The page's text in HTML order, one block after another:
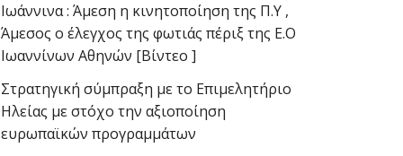
Ιωάννινα : Άμεση η κινητοποίηση της Π.Υ ,
Άμεσος ο έλεγχος της φωτιάς πέριξ της Ε.Ο
Ιωαννίνων Αθηνών [Βίντεο ]
Στρατηγική σύμπραξη με το Επιμελητήριο
Ηλείας με στόχο την αξιοποίηση
ευρωπαϊκών προγραμμάτων